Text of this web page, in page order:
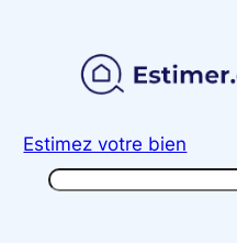
Estimez votre bien
Rechercher